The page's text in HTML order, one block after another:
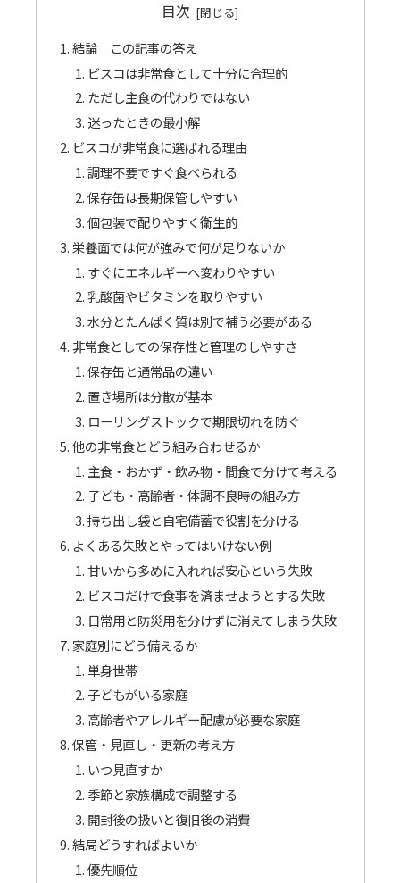
目次
結論｜この記事の答え
ビスコは非常食として十分に合理的
ただし主食の代わりではない
迷ったときの最小解
ビスコが非常食に選ばれる理由
調理不要ですぐ食べられる
保存缶は長期保管しやすい
個包装で配りやすく衛生的
栄養面では何が強みで何が足りないか
すぐにエネルギーへ変わりやすい
乳酸菌やビタミンを取りやすい
水分とたんぱく質は別で補う必要がある
非常食としての保存性と管理のしやすさ
保存缶と通常品の違い
置き場所は分散が基本
ローリングストックで期限切れを防ぐ
他の非常食とどう組み合わせるか
主食・おかず・飲み物・間食で分けて考える
子ども・高齢者・体調不良時の組み方
持ち出し袋と自宅備蓄で役割を分ける
よくある失敗とやってはいけない例
甘いから多めに入れれば安心という失敗
ビスコだけで食事を済ませようとする失敗
日常用と防災用を分けずに消えてしまう失敗
家庭別にどう備えるか
単身世帯
子どもがいる家庭
高齢者やアレルギー配慮が必要な家庭
保管・見直し・更新の考え方
いつ見直すか
季節と家族構成で調整する
開封後の扱いと復旧後の消費
結局どうすればよいか
優先順位